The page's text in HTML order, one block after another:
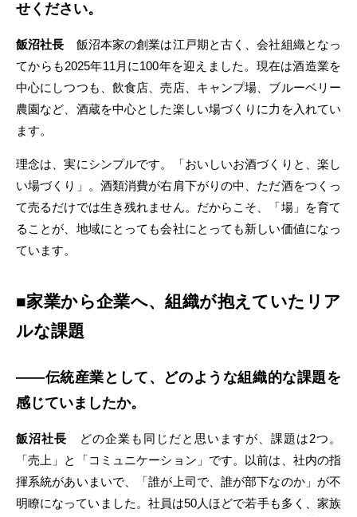
せください。
飯沼社長 飯沼本家の創業は江戸期と古く、会社組織となっ
てからも2025年11月に100年を迎えました。現在は酒造業を
中心にしつつも、飲食店、売店、キャンプ場、ブルーベリー
農園など、酒蔵を中心とした楽しい場づくりに力を入れてい
ます。
理念は、実にシンプルです。「おいしいお酒づくりと、楽し
い場づくり」。酒類消費が右肩下がりの中、ただ酒をつくっ
て売るだけでは生き残れません。だからこそ、「場」を育て
ることが、地域にとっても会社にとっても新しい価値になっ
ています。
■家業から企業へ、組織が抱えていたリア
ルな課題
――伝統産業として、どのような組織的な課題を
感じていましたか。
飯沼社長 どの企業も同じだと思いますが、課題は2つ。
「売上」と「コミュニケーション」です。以前は、社内の指
揮系統があいまいで、「誰が上司で、誰が部下なのか」が不
明瞭になっていました。社員は50人ほどで若手も多く、家族